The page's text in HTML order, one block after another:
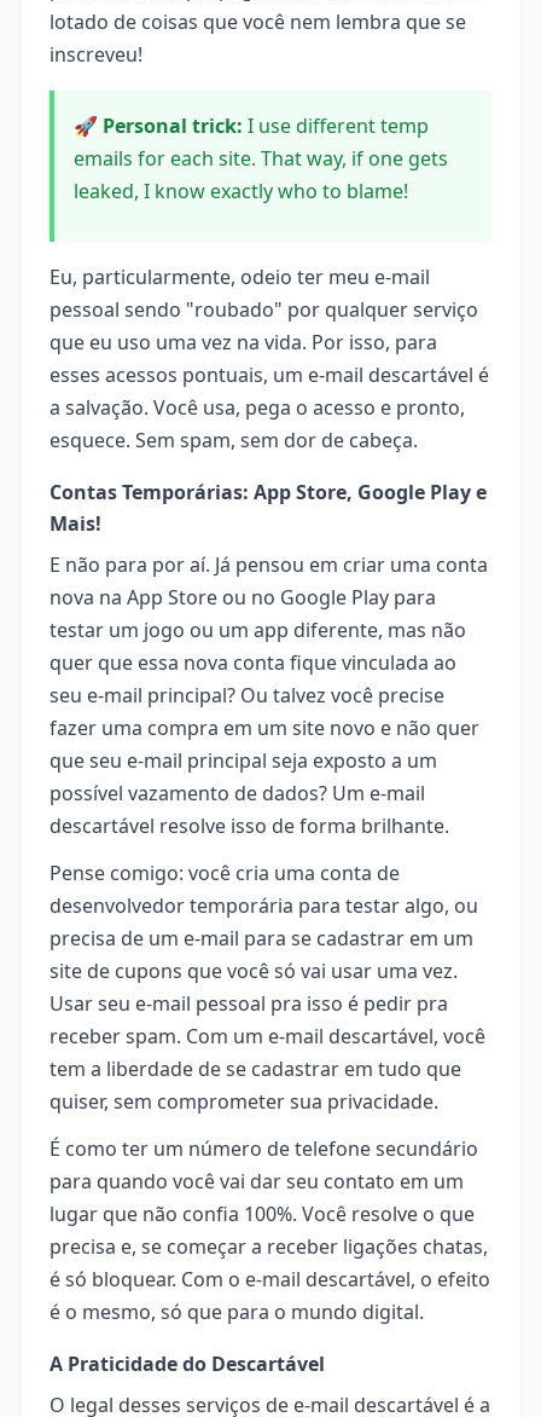
lotado de coisas que você nem lembra que se
inscreveu!
🚀 Personal trick: I use different temp
emails for each site. That way, if one gets
leaked, I know exactly who to blame!
Eu, particularmente, odeio ter meu e-mail
pessoal sendo "roubado" por qualquer serviço
que eu uso uma vez na vida. Por isso, para
esses acessos pontuais, um e-mail descartável é
a salvação. Você usa, pega o acesso e pronto,
esquece. Sem spam, sem dor de cabeça.
Contas Temporárias: App Store, Google Play e
Mais!
E não para por aí. Já pensou em criar uma conta
nova na App Store ou no Google Play para
testar um jogo ou um app diferente, mas não
quer que essa nova conta fique vinculada ao
seu e-mail principal? Ou talvez você precise
fazer uma compra em um site novo e não quer
que seu e-mail principal seja exposto a um
possível vazamento de dados? Um e-mail
descartável resolve isso de forma brilhante.
Pense comigo: você cria uma conta de
desenvolvedor temporária para testar algo, ou
precisa de um e-mail para se cadastrar em um
site de cupons que você só vai usar uma vez.
Usar seu e-mail pessoal pra isso é pedir pra
receber spam. Com um e-mail descartável, você
tem a liberdade de se cadastrar em tudo que
quiser, sem comprometer sua privacidade.
É como ter um número de telefone secundário
para quando você vai dar seu contato em um
lugar que não confia 100%. Você resolve o que
precisa e, se começar a receber ligações chatas,
é só bloquear. Com o e-mail descartável, o efeito
é o mesmo, só que para o mundo digital.
A Praticidade do Descartável
O legal desses serviços de e-mail descartável é a